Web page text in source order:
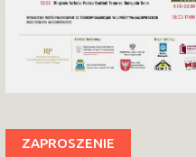
ZAPROSZENIE